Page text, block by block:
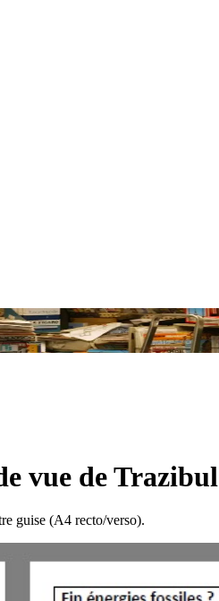
vue de
guise (A4 recto/verso).